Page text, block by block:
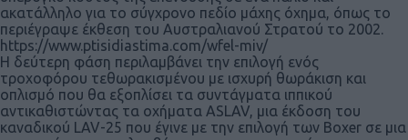
ακατάλληλο για το σύγχρονο πεδίο μάχης όχημα, όπως το
περιέγραψε έκθεση του Αυστραλιανού Στρατού το 2002.
https://www.ptisidiastima.com/wfel-miv/
Η δεύτερη φάση περιλαμβάνει την επιλογή ενός
τροχοφόρου τεθωρακισμένου με ισχυρή θωράκιση και
οπλισμό που θα εξοπλίσει τα συντάγματα ιππικού
αντικαθιστώντας τα οχήματα ASLAV, μια έκδοση του
καναδικού LAV-25 που έγινε με την επιλογή των Boxer σε μια